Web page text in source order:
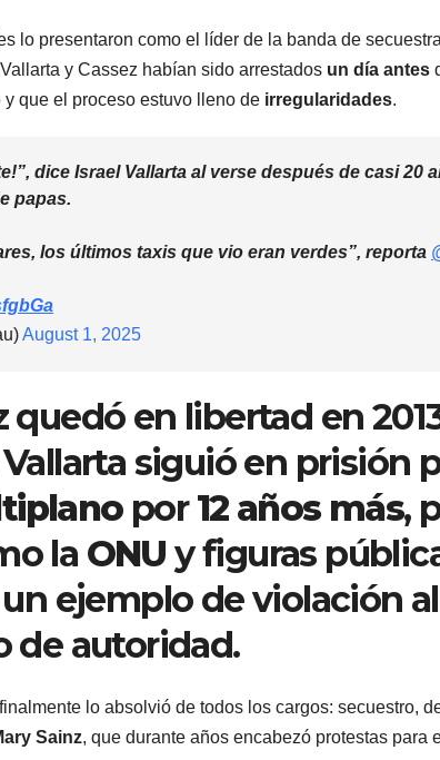
lo presentaron como el líder de la banda de
y Cassez habían sido arrestados un día antes
y que el proceso estuvo lleno de irregularidades.
dice Israel Vallarta al verse después de casi 20
papas.
los últimos taxis que vio eran verdes”, reporta
August 1, 2025
quedó en libertad en
siguió en prisión
por12 años más,
la ONU y figuras
un ejemplo de violación
de autoridad.
finalmente lo absolvió de todos los cargos: secuestro,
Sainz, que durante años encabezó protestas para